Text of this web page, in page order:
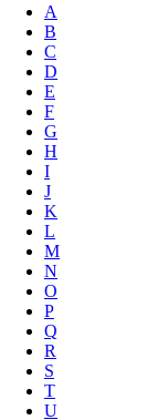
A
B
C
D
E
F
G
H
I
J
K
L
M
N
O
P
Q
R
S
T
U